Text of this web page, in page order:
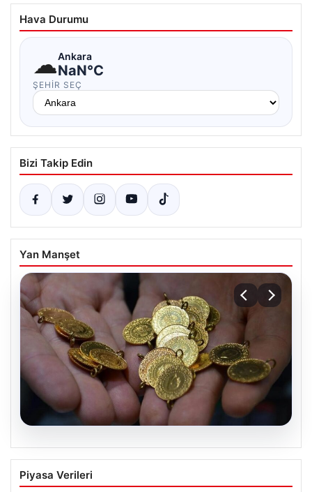
Hava Durumu
☁Ankara
NaN°C
ŞEHIR SEÇ
Bizi Takip Edin
Yan Manşet
05.08.2026
14 Nisan 2026 Altın Fiyatları Güncel
Durum Ve Analizler
Piyasa Verileri